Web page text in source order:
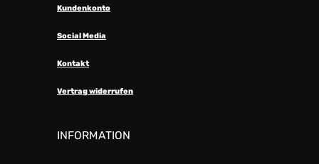
Kundenkonto
Social Media
Kontakt
Vertrag widerrufen
INFORMATION